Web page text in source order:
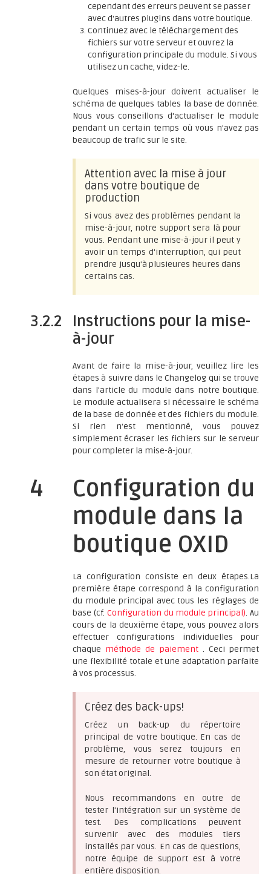
cependant des erreurs peuvent se passer
avec d'autres plugins dans votre boutique.
Continuez avec le téléchargement des
fichiers sur votre serveur et ouvrez la
configuration principale du module. Si vous
utilisez un cache, videz-le.
Quelques mises-à-jour doivent actualiser le
schéma de quelques tables la base de donnée.
Nous vous conseillons d'actualiser le module
pendant un certain temps où vous n'avez pas
beaucoup de trafic sur le site.
Attention avec la mise à jour
dans votre boutique de
production
Si vous avez des problèmes pendant la
mise-à-jour, notre support sera là pour
vous. Pendant une mise-à-jour il peut y
avoir un temps d'interruption, qui peut
prendre jusqu'à plusieures heures dans
certains cas.
3.2.2
Instructions pour la mise-
à-jour
Avant de faire la mise-à-jour, veuillez lire les
étapes à suivre dans le Changelog qui se trouve
dans l'article du module dans notre boutique.
Le module actualisera si nécessaire le schéma
de la base de donnée et des fichiers du module.
Si rien n'est mentionné, vous pouvez
simplement écraser les fichiers sur le serveur
pour completer la mise-à-jour.
4
Configuration du
module dans la
boutique OXID
La configuration consiste en deux étapes.La
première étape correspond à la configuration
du module principal avec tous les réglages de
base (cf. Configuration du module principal). Au
cours de la deuxième étape, vous pouvez alors
effectuer configurations individuelles pour
chaque méthode de paiement . Ceci permet
une flexibilité totale et une adaptation parfaite
à vos processus.
Créez des back-ups!
Créez un back-up du répertoire
principal de votre boutique. En cas de
problème, vous serez toujours en
mesure de retourner votre boutique à
son état original.
Nous recommandons en outre de
tester l'intégration sur un système de
test. Des complications peuvent
survenir avec des modules tiers
installés par vous. En cas de questions,
notre équipe de support est à votre
entière disposition.